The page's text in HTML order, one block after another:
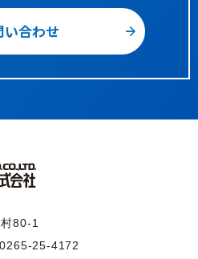
い合わせ
80-1
25-4172